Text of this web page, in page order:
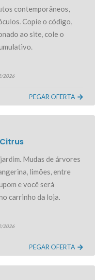
contemporâneos,
Copie o código,
ao site, cole o
2026
PEGAR OFERTA
Mudas de árvores
limões, entre
e você será
carrinho da loja.
2026
PEGAR OFERTA